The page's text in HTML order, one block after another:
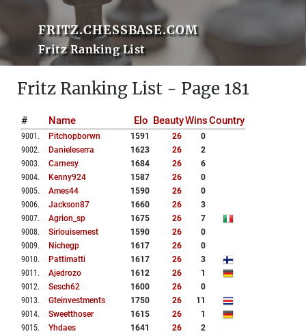
FRITZ.CHESSBASE.COM
Fritz Ranking List
Fritz Ranking List - Page 181
# Name Elo BeautyWinsCountry
9001 . Pitchopborwn 1591 26
0
9002. Danieleserra 1623 26
2
9003. Carnesy 1684 26
6
9004. Kenny924 1587 26
0
9005. Ames44 1590 26
0
9006. Jackson87 1660 26
3
9007. Agrion_sp 1675 26
7
9008. Sirlouisernest 1590 26
0
9009. Nichegp 1617 26
0
9010. Pattimatti 1617 26
3
9011 . Ajedrozo 1612 26
1
9012. Sesch62 1600 26
0
9013. Gteinvestments 1750 26
11
9014. Sweetthoser 1615 26
1
9015. Yhdaes 1641 26
2